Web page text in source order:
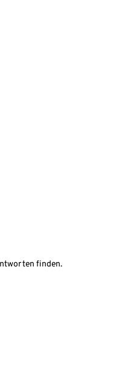
finden.